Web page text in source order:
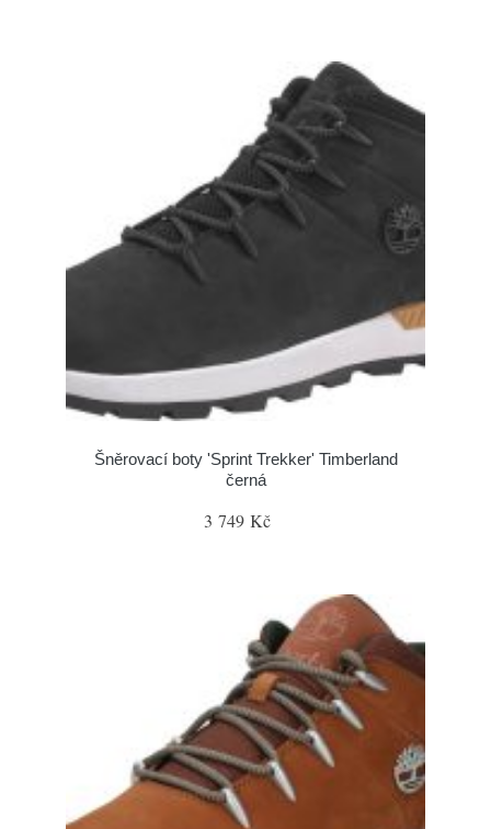
Šněrovací boty 'Sprint Trekker' Timberland
černá
3 749 Kč